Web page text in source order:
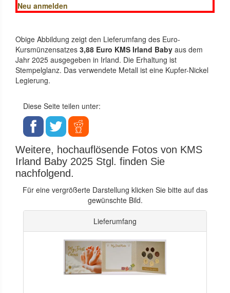
Neu anmelden
Obige Abbildung zeigt den Lieferumfang des Euro-
Kursmünzensatzes 3,88 Euro KMS Irland Baby aus dem
Jahr 2025 ausgegeben in Irland. Die Erhaltung ist
Stempelglanz. Das verwendete Metall ist eine Kupfer-Nickel
Legierung.
Diese Seite teilen unter:
Weitere, hochauflösende Fotos von KMS
Irland Baby 2025 Stgl. finden Sie
nachfolgend.
Für eine vergrößerte Darstellung klicken Sie bitte auf das
gewünschte Bild.
Lieferumfang